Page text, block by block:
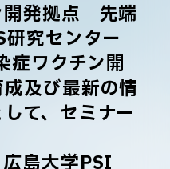
開発拠点 先端
究センター
症ワクチン開
及び最新の情
て、セミナー